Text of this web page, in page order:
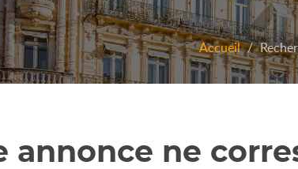
Accueil
annonce ne